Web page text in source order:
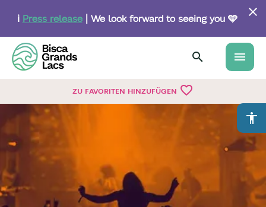
content
ℹ️ Press release| We look forward to seeing you 🩵
menu
ZU FAVORITEN HINZUFÜGEN favorite_border
accessibility